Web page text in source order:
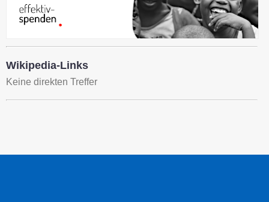
Wikipedia-Links
Keine direkten Treffer